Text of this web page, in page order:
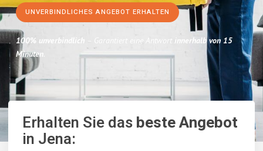
UNVERBINDLICHES ANGEBOT ERHALTEN
100% unverbindlich – Garantiert eine Antwort innerhalb von 15
Minuten.
Erhalten Sie dasbeste Angebot
in Jena: